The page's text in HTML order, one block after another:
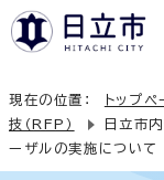
現在の位置： トップペ
技（RFP）
日立市
ーザルの実施について